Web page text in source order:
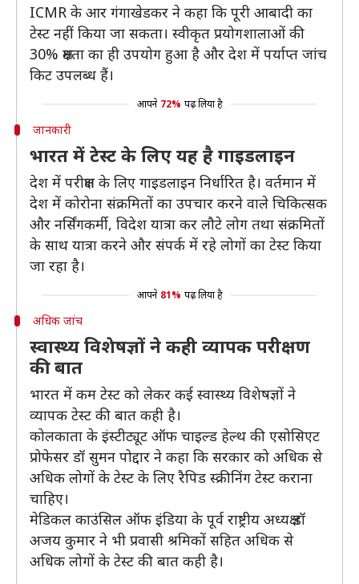
ICMR के आर गंगाखेडकर ने कहा कि पूरी आबादी का
टेस्ट नहीं किया जा सकता। स्वीकृत प्रयोगशालाओं की
30% क्षमता का ही उपयोग हुआ है और देश में पर्याप्त जांच
किट उपलब्ध हैं।
आपने 72% पढ़ लिया है
जानकारी
भारत में टेस्ट के लिए यह है गाइडलाइन
देश में परीक्षण के लिए गाइडलाइन निर्धारित है। वर्तमान में
देश में कोरोना संक्रमितों का उपचार करने वाले चिकित्सक
और नर्सिंगकर्मी, विदेश यात्रा कर लौटे लोग तथा संक्रमितों
के साथ यात्रा करने और संपर्क में रहे लोगों का टेस्ट किया
जा रहा है।
आपने 81% पढ़ लिया है
अधिक जांच
स्वास्थ्य विशेषज्ञों ने कही व्यापक परीक्षण
की बात
भारत में कम टेस्ट को लेकर कई स्वास्थ्य विशेषज्ञों ने
व्यापक टेस्ट की बात कही है।
कोलकाता के इंस्टीट्यूट ऑफ चाइल्ड हेल्थ की एसोसिएट
प्रोफेसर डॉ सुमन पोद्दार ने कहा कि सरकार को अधिक से
अधिक लोगों के टेस्ट के लिए रैपिड स्क्रीनिंग टेस्ट कराना
चाहिए।
मेडिकल काउंसिल ऑफ इंडिया के पूर्व राष्ट्रीय अध्यक्ष डॉ
अजय कुमार ने भी प्रवासी श्रमिकों सहित अधिक से
अधिक लोगों के टेस्ट की बात कही है।